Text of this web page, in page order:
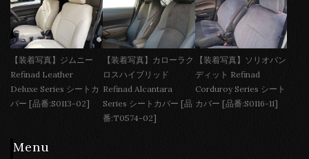
【装着写真】ジムニー
Refinad Leather
Deluxe Series シートカ
バー [品番:S0113-02]
【装着写真】カローラク
ロスハイブリッド
Refinad Alcantara
Series シートカバー [品
番:T0574-02]
【装着写真】ソリオバン
ディット Refinad
Corduroy Series シート
カバー [品番:S0116-11]
Menu